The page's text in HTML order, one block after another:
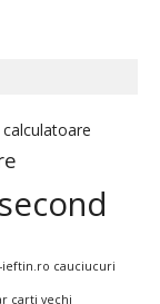
calculatoare
ieftin.ro cauciucuri
carti vechi